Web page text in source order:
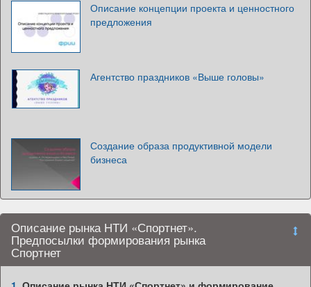
Описание концепции проекта и ценностного
предложения
Агентство праздников «Выше головы»
Создание образа продуктивной модели
бизнеса
Описание рынка НТИ «Спортнет».
Предпосылки формирования рынка
Спортнет